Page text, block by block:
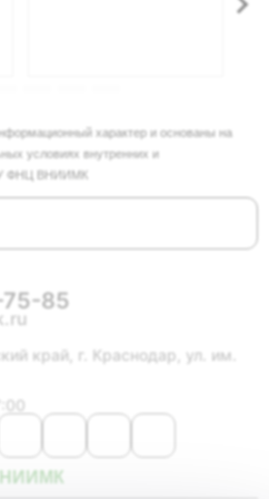
характер и основаны на
условиях внутренних и
ФНЦ ВНИИМК
85
край, г. Краснодар, ул. им.